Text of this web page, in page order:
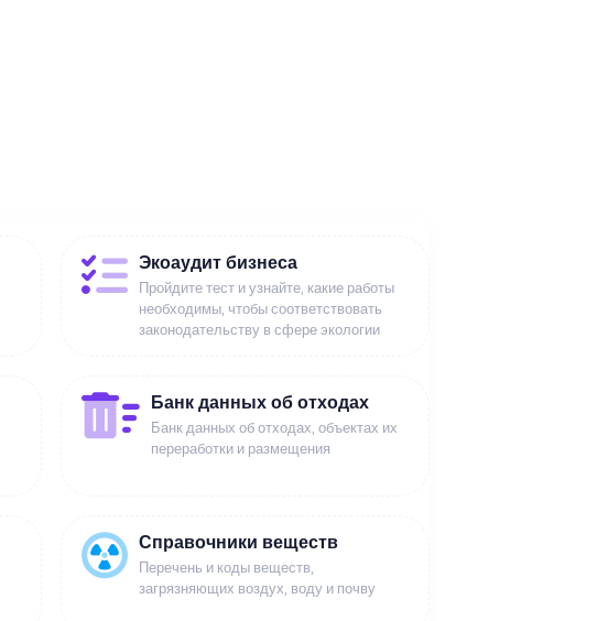
Экоаудит бизнеса
Пройдите тест и узнайте, какие работы
необходимы, чтобы соответствовать
законодательству в сфере экологии
Банк данных об отходах
Банк данных об отходах, объектах их
переработки и размещения
Справочники веществ
Перечень и коды веществ,
загрязняющих воздух, воду и почву